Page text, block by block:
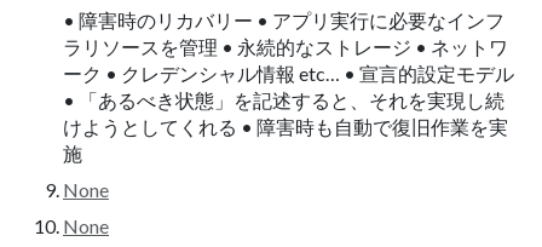
• 障害時のリカバリー • アプリ実行に必要なインフ
ラリソースを管理 • 永続的なストレージ • ネットワ
ーク • クレデンシャル情報 etc… • 宣言的設定モデル
• 「あるべき状態」を記述すると、それを実現し続
けようとしてくれる • 障害時も自動で復旧作業を実
施
None
None